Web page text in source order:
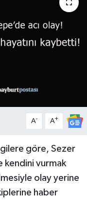
A- A+
göre, Sezer
kendini vurmak
olay yerine
haber